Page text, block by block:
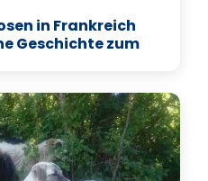
in Frankreich
Geschichte zum